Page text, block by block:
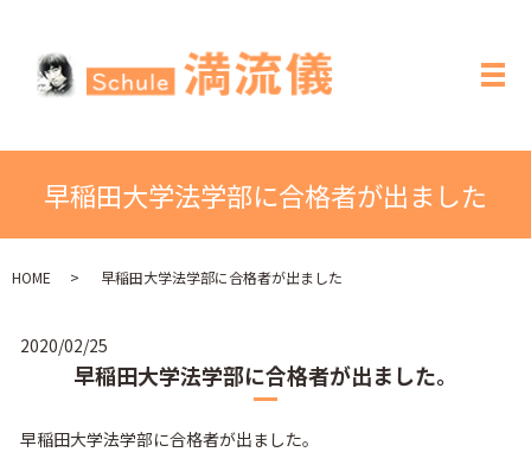
メ
早稲田大学法学部に合格者が出ました
HOME 早稲田大学法学部に合格者が出ました
2020/02/25
早稲田大学法学部に合格者が出ました。
早稲田大学法学部に合格者が出ました。